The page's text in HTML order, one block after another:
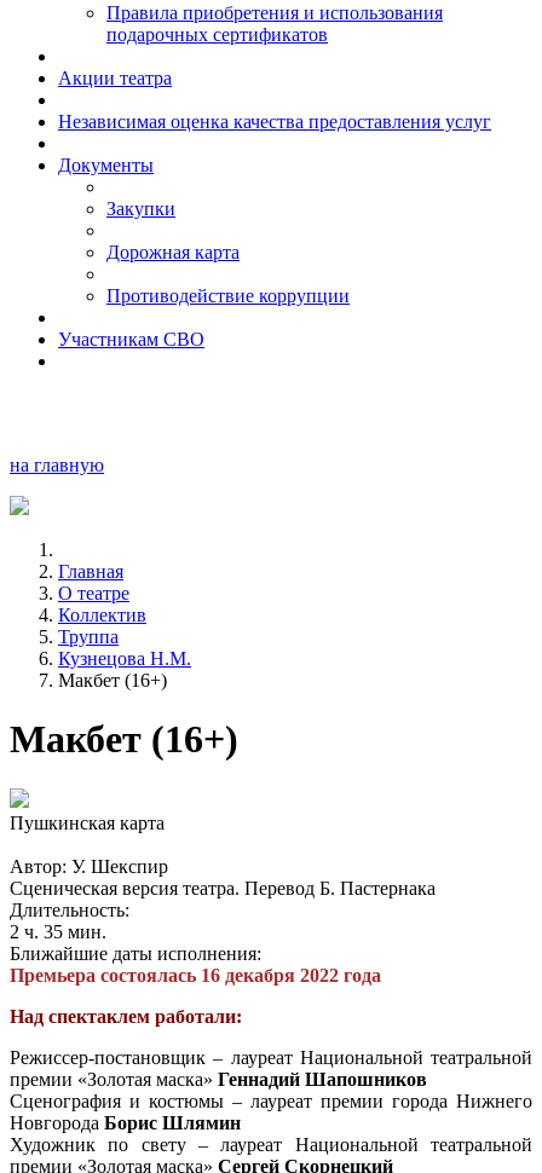
Правила приобретения и использования
подарочных сертификатов
Акции театра
Независимая оценка качества предоставления услуг
Документы
Закупки
Дорожная карта
Противодействие коррупции
Участникам СВО
на главную
Главная
О театре
Коллектив
Труппа
Кузнецова Н.М.
Макбет (16+)
Макбет (16+)
Пушкинская карта
Автор: У. Шекспир
Сценическая версия театра. Перевод Б. Пастернака
Длительность:
2 ч. 35 мин.
Ближайшие даты исполнения:
Премьера состоялась 16 декабря 2022 года
Над спектаклем работали:
Режиссер-постановщик – лауреат Национальной театральной
премии «Золотая маска» Геннадий Шапошников
Сценография и костюмы – лауреат премии города Нижнего
Новгорода Борис Шлямин
Художник по свету – лауреат Национальной театральной
премии «Золотая маска» Сергей Скорнецкий